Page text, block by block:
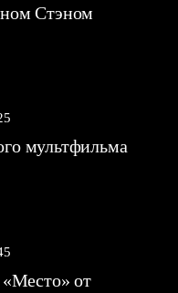
Стэном
мультфильма
от